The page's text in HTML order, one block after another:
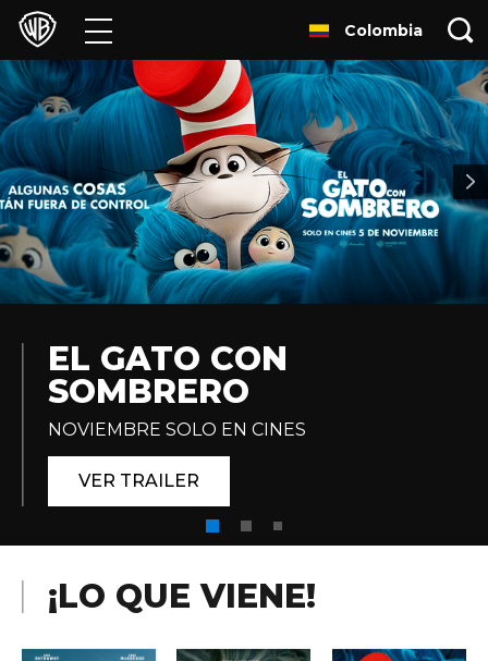
Películas
Series
Juegos y Aplicaciones
Franquicias
Colecciones
Experiencias
HBO Max
Colombia
EL GATO CON
SOMBRERO
NOVIEMBRE SOLO EN CINES
VER TRAILER
¡LO QUE VIENE!